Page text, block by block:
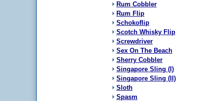
Rum Cobbler
Rum Flip
Schokoflip
Scotch Whisky Flip
Screwdriver
Sex On The Beach
Sherry Cobbler
Singapore Sling (I)
Singapore Sling (II)
Sloth
Spasm